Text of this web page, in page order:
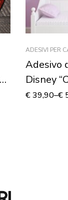
ADESIVI PER
Adesivo
Disney
–
€39,90–€